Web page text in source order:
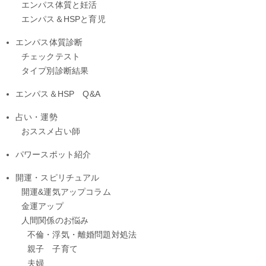
エンパス体質と妊活
エンパス＆HSPと育児
エンパス体質診断
チェックテスト
タイプ別診断結果
エンパス＆HSP Q&A
占い・運勢
おススメ占い師
パワースポット紹介
開運・スピリチュアル
開運&運気アップコラム
金運アップ
人間関係のお悩み
不倫・浮気・離婚問題対処法
親子 子育て
夫婦